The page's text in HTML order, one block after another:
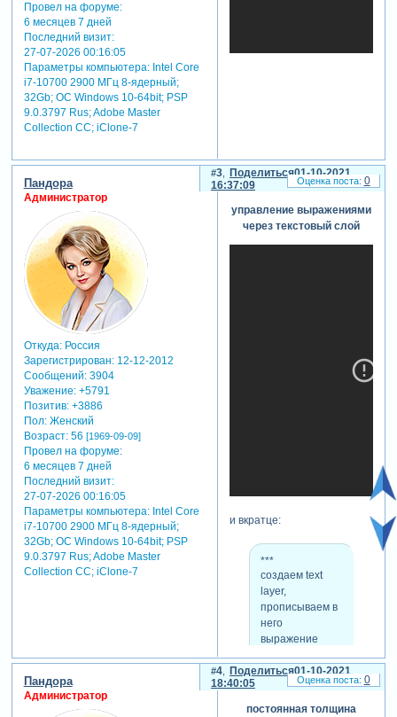
Провел на форуме:
6 месяцев 7 дней
Последний визит:
27-07-2026 00:16:05
Параметры компьютера:Intel Core
i7-10700 2900 МГц 8-ядерный;
32Gb; ОС Windows 10-64bit; PSP
9.0.3797 Rus; Adobe Master
Collection СС; iClone-7
Поделиться
3
01-10-2021
16:37:09
Пандора
Администратор
Откуда:Россия
Зарегистрирован: 12-12-2012
Сообщений:3904
Уважение: +5791
Позитив: +3886
Пол:Женский
Возраст:56 [1969-09-09]
Провел на форуме:
6 месяцев 7 дней
Последний визит:
27-07-2026 00:16:05
Параметры компьютера:Intel Core
i7-10700 2900 МГц 8-ядерный;
32Gb; ОС Windows 10-64bit; PSP
9.0.3797 Rus; Adobe Master
Collection СС; iClone-7
управление выражениями
через текстовый слой
и вкратце:
***
создаем text
layer,
прописываем в
него
выражение
слоёв, в нужное
свойство
0
Поделиться
4
01-10-2021
18:40:05
Пандора
Администратор
постоянная толщина
0